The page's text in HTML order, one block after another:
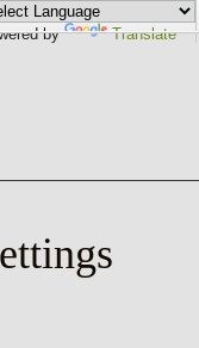
by Translate